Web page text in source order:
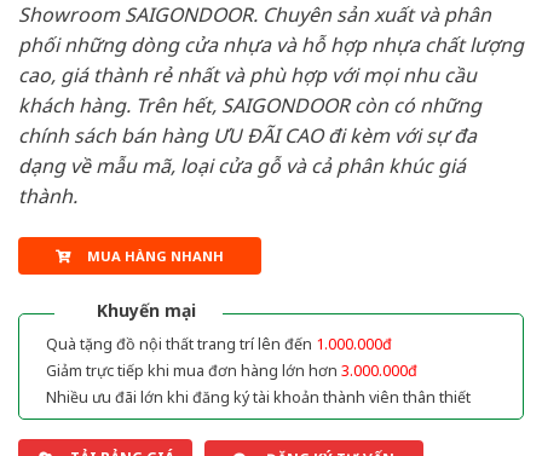
Showroom SAIGONDOOR. Chuyên sản xuất và phân
phối những dòng cửa nhựa và hỗ hợp nhựa chất lượng
cao, giá thành rẻ nhất và phù hợp với mọi nhu cầu
khách hàng. Trên hết, SAIGONDOOR còn có những
chính sách bán hàng ƯU ĐÃI CAO đi kèm với sự đa
dạng về mẫu mã, loại cửa gỗ và cả phân khúc giá
thành.
MUA HÀNG NHANH
Khuyến mại
Quà tặng đồ nội thất trang trí lên đến 1.000.000đ
Giảm trực tiếp khi mua đơn hàng lớn hơn 3.000.000đ
Nhiều ưu đãi lớn khi đăng ký tài khoản thành viên thân thiết